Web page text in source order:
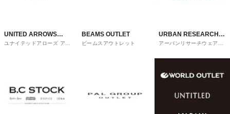
UNITED ARROWS
OUTLET
ユナイテッドアローズ アウ
BEAMS OUTLET
ビームスアウトレット
URBAN RESEARCH
ware house
アーバンリサーチウェアハ